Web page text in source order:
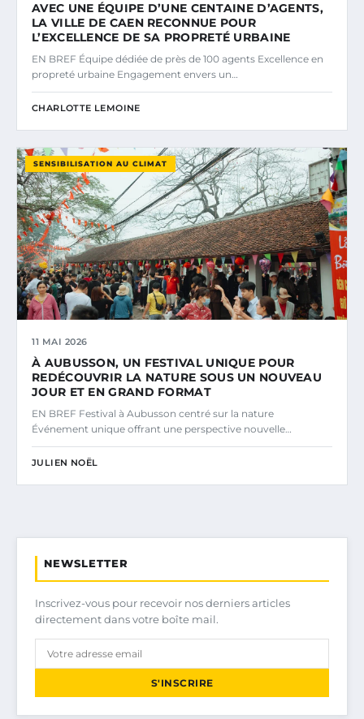
AVEC UNE ÉQUIPE D’UNE CENTAINE D’AGENTS,
LA VILLE DE CAEN RECONNUE POUR
L’EXCELLENCE DE SA PROPRETÉ URBAINE
EN BREF Équipe dédiée de près de 100 agents Excellence en
propreté urbaine Engagement envers un…
CHARLOTTE LEMOINE
SENSIBILISATION AU CLIMAT
11 MAI 2026
À AUBUSSON, UN FESTIVAL UNIQUE POUR
REDÉCOUVRIR LA NATURE SOUS UN NOUVEAU
JOUR ET EN GRAND FORMAT
EN BREF Festival à Aubusson centré sur la nature
Événement unique offrant une perspective nouvelle…
JULIEN NOËL
NEWSLETTER
Inscrivez-vous pour recevoir nos derniers articles
directement dans votre boîte mail.
S'INSCRIRE